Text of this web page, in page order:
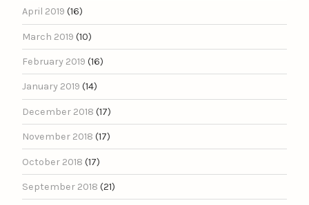
April 2019 (16)
March 2019 (10)
February 2019 (16)
January 2019 (14)
December 2018 (17)
November 2018 (17)
October 2018 (17)
September 2018 (21)